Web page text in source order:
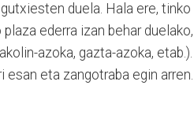
duela. Hala ere, tinko
ederra izan behar duelako,
azoka, gazta-azoka, etab.).
esan eta zangotraba egin arren.